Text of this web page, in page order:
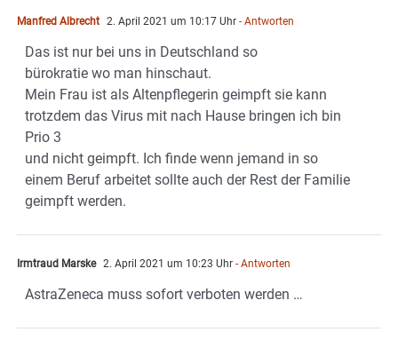
Manfred Albrecht 2. April 2021 um 10:17 Uhr - Antworten
Das ist nur bei uns in Deutschland so
bürokratie wo man hinschaut.
Mein Frau ist als Altenpflegerin geimpft sie kann
trotzdem das Virus mit nach Hause bringen ich bin
Prio 3
und nicht geimpft. Ich finde wenn jemand in so
einem Beruf arbeitet sollte auch der Rest der Familie
geimpft werden.
Irmtraud Marske 2. April 2021 um 10:23 Uhr - Antworten
AstraZeneca muss sofort verboten werden …